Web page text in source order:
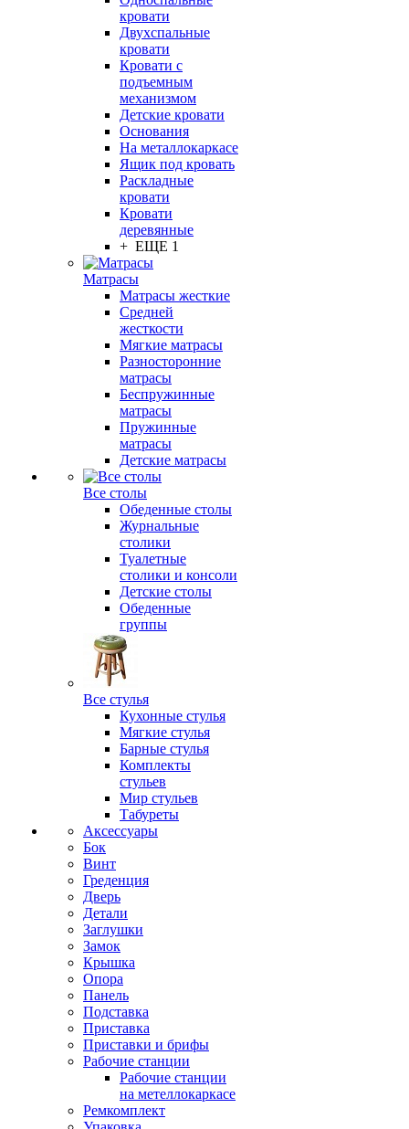
кровати
Двухспальные
кровати
Кровати с
подъемным
механизмом
Детские кровати
Основания
На металлокаркасе
Ящик под кровать
Раскладные
кровати
Кровати
деревянные
+ ЕЩЕ 1
Матрасы
Матрасы жесткие
Средней
жесткости
Мягкие матрасы
Разносторонние
матрасы
Беспружинные
матрасы
Пружинные
матрасы
Детские матрасы
Все столы
Обеденные столы
Журнальные
столики
Туалетные
столики и консоли
Детские столы
Обеденные
группы
Все стулья
Кухонные стулья
Мягкие стулья
Барные стулья
Комплекты
стульев
Мир стульев
Табуреты
Аксессуары
Бок
Винт
Греденция
Дверь
Детали
Заглушки
Замок
Крышка
Опора
Панель
Подставка
Приставка
Приставки и брифы
Рабочие станции
Рабочие станции
на метеллокаркасе
Ремкомплект